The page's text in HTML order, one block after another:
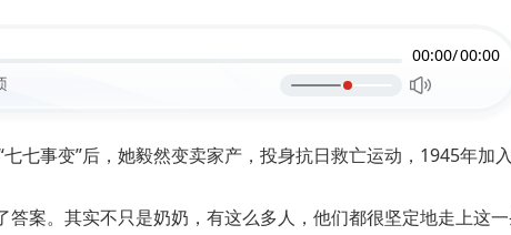
00:00/00:00
七事变”后，她毅然变卖家产，投身抗日救亡运动，1945年加
案。其实不只是奶奶，有这么多人，他们都很坚定地走上这